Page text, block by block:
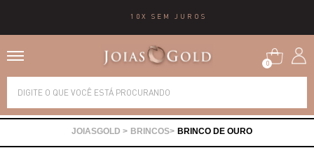
10X SEM JUROS
0
BRINCOS BRINCO DE OURO
Alianças